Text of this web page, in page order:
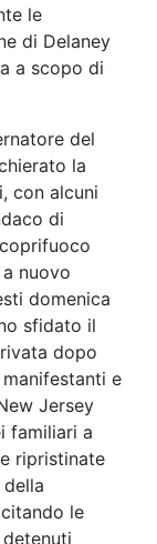
le
di Delaney
a scopo di
del
la
con alcuni
di
nuovo
domenica
sfidato il
dopo
e
Jersey
familiari a
ripristinate
le